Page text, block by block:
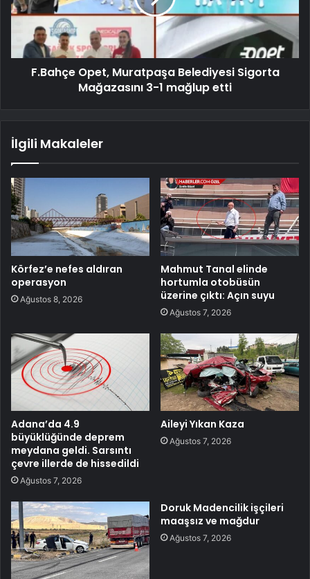
F.Bahçe Opet, Muratpaşa Belediyesi Sigorta
Mağazasını 3-1 mağlup etti
İlgili Makaleler
Körfez’e nefes aldıran
operasyon
Ağustos 8, 2026
Mahmut Tanal elinde
hortumla otobüsün
üzerine çıktı: Açın suyu
Ağustos 7, 2026
Adana’da 4.9
büyüklüğünde deprem
meydana geldi. Sarsıntı
çevre illerde de hissedildi
Ağustos 7, 2026
Aileyi Yıkan Kaza
Ağustos 7, 2026
Doruk Madencilik işçileri
maaşsız ve mağdur
Ağustos 7, 2026